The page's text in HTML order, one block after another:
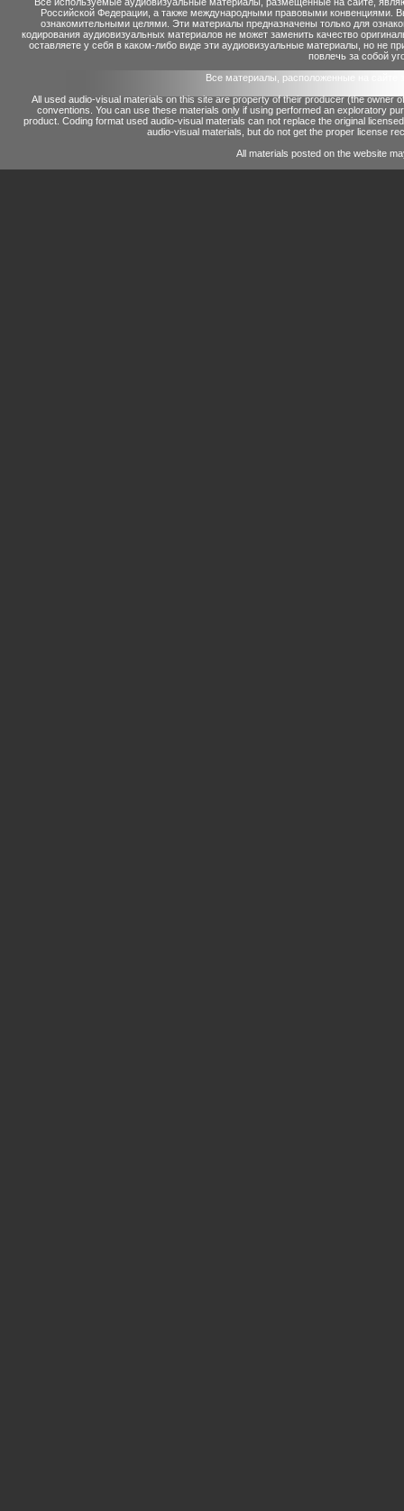
Российской Федерации, а также международными правовыми конвенциями.
ознакомительными целями. Эти материалы предназначены только для
кодирования аудиовизуальных материалов не может заменить качество
оставляете у себя в каком-либо виде эти аудиовизуальные материалы, но не
повлечь за собой
Все материалы, расположенные на сайте
All used audio-visual materials on this site are property of their producer (the owner
conventions. You can use these materials only if using performed an exploratory
product. Coding format used audio-visual materials can not replace the original
audio-visual materials, but do not get the proper license
All materials posted on the website